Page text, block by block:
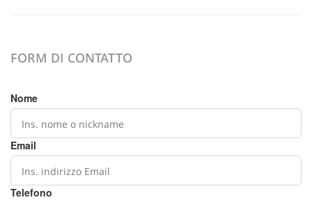
FORM DI CONTATTO
Nome
Email
Telefono